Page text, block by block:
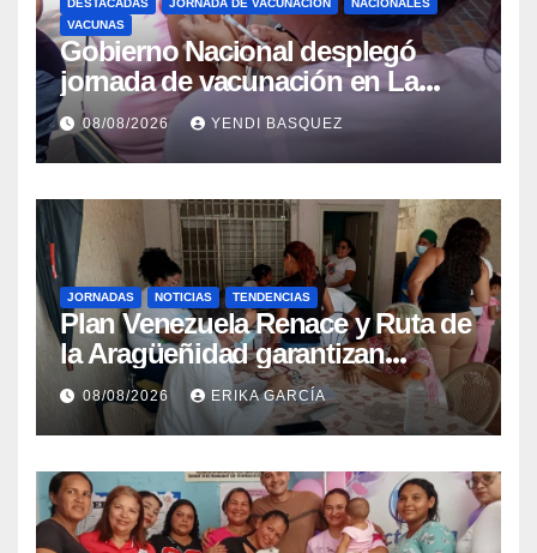
DESTACADAS JORNADA DE VACUNACIÓN
NACIONALES
VACUNAS
Gobierno Nacional desplegó
jornada de vacunación en La
Guaira para garantizar protección
epidemiológica
08/08/2026 YENDI BASQUEZ
JORNADAS NOTICIAS TENDENCIAS
Plan Venezuela Renace y Ruta de
la Aragüeñidad garantizan
atención médica integral en
Aragua
08/08/2026 ERIKA GARCÍA